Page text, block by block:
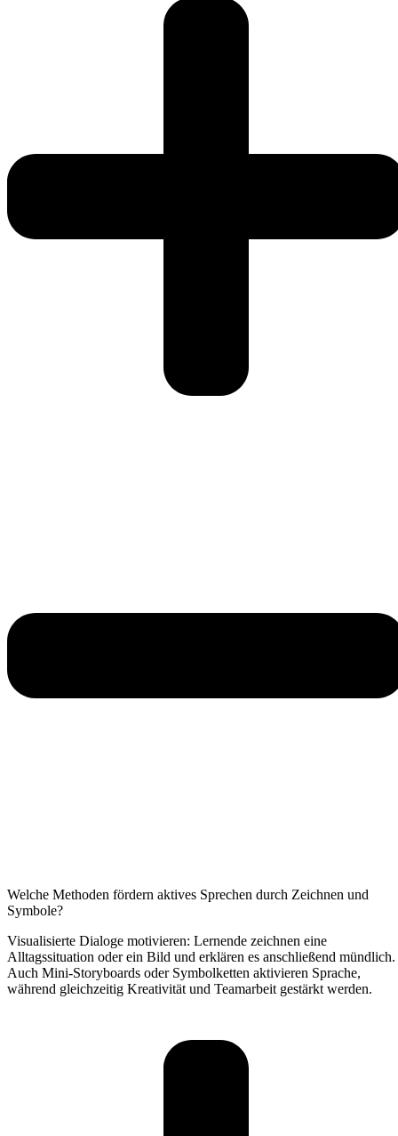
Welche Methoden fördern aktives Sprechen durch Zeichnen und
Symbole?
Visualisierte Dialoge motivieren: Lernende zeichnen eine
Alltagssituation oder ein Bild und erklären es anschließend mündlich.
Auch Mini-Storyboards oder Symbolketten aktivieren Sprache,
während gleichzeitig Kreativität und Teamarbeit gestärkt werden.